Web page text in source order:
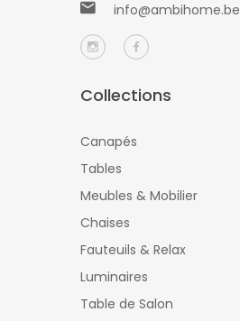
info@ambihome.be
Collections
Canapés
Tables
Meubles & Mobilier
Chaises
Fauteuils & Relax
Luminaires
Table de Salon